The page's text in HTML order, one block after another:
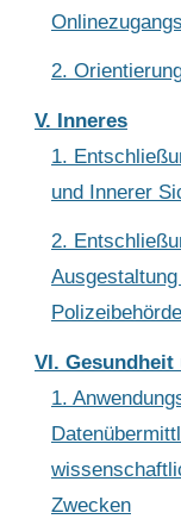
2.
V. Inneres
1.
und Innerer
2.
VI.
1.
Zwecken